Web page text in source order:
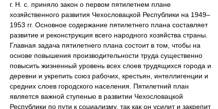
г. Н. с. приняло закон о первом пятилетнем плане
хозяйственного развития Чехословацкой Республики на 1949–
1953 гг. Основное содержание пятилетнего плана составляет
развитие и реконструкция всего народного хозяйства страны.
Главная задача пятилетнего плана состоит в том, чтобы на
основе повышения производительности труда существенно
повысить жизненный уровень всех слоев трудящихся города и
деревни и укрепить союз рабочих, крестьян, интеллигенции и
средних слоев городского населения. Пятилетний план
является важной ступенью в развитии Чехословацкой
Республики по пути к социализму, так как он усилит и закрепит